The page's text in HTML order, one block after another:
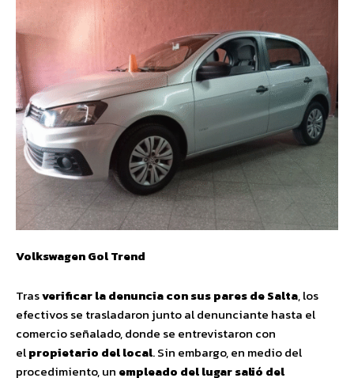
Volkswagen Gol Trend
Trasverificar la denuncia con sus pares de Salta, los
efectivos se trasladaron junto al denunciante hasta el
comercio señalado, donde se entrevistaron con
elpropietario del local. Sin embargo, en medio del
procedimiento, un empleado del lugar salió del